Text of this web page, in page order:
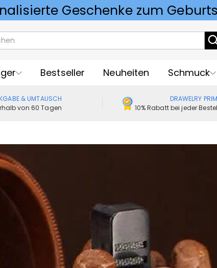
für Hochzeitsgeschenke
Bestseller Neuheiten Schmuck
& UMTAUSCH
von 60 Tagen
DRAWELRY
10% Rabatt bei jeder